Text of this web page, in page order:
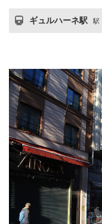
ギュルハーネ駅 駅